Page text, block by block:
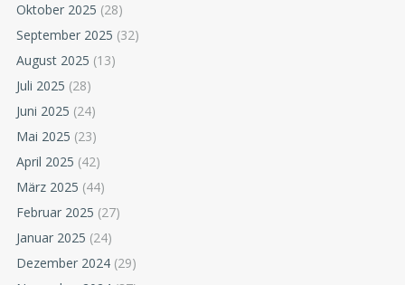
Oktober 2025 (28)
September 2025 (32)
August 2025 (13)
Juli 2025 (28)
Juni 2025 (24)
Mai 2025 (23)
April 2025 (42)
März 2025 (44)
Februar 2025 (27)
Januar 2025 (24)
Dezember 2024 (29)